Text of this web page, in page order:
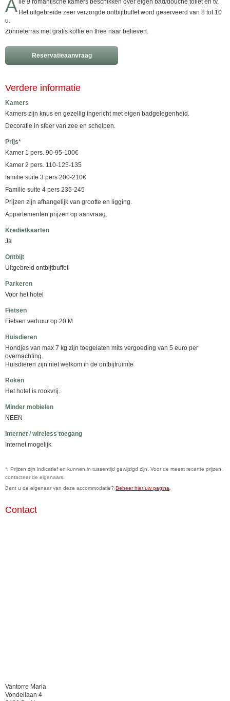
A lle 9 romantische kamers beschikken over eigen bad/douche toilet en tv.
Het uitgebreide zeer verzorgde ontbijtbuffet word geserveerd van 8 tot 10
u.
Zonneterras met gratis koffie en thee naar believen.
Reservatieaanvraag
Verdere informatie
Kamers
Kamers zijn knus en gezellig ingericht met eigen badgelegenheid.
Decoratie in sfeer van zee en schelpen.
Prijs*
Kamer 1 pers. 90-95-100€
Kamer 2 pers. 110-125-135
familie suite 3 pers 200-210€
Familie suite 4 pers 235-245
Prijzen zijn afhangelijk van grootte en ligging.
Appartementen prijzen op aanvraag.
Kredietkaarten
Ja
Ontbijt
Uitgebreid ontbijtbuffet
Parkeren
Voor het hotel
Fietsen
Fietsen verhuur op 20 M
Huisdieren
Hondjes van max 7 kg zijn toegelaten mits vergoeding van 5 euro per
overnachting.
Huisdieren zijn niet welkom in de ontbijtruimte
Roken
Het hotel is rookvrij.
Minder mobielen
NEEN
Internet / wireless toegang
Internet mogelijk
*: Prijzen zijn indicatief en kunnen in tussentijd gewijzigd zijn. Voor de meest recente prijzen,
contacteer de eigenaars.
Bent u de eigenaar van deze accommodatie? Beheer hier uw pagina
Contact
Vantorre Maria
Vondellaan 4